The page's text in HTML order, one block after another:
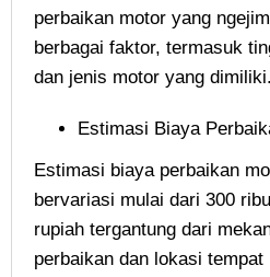
perbaikan motor yang
berbagai faktor, termasuk
dan jenis motor yang dimiliki.
Estimasi Biaya
Estimasi biaya perbaikan
bervariasi mulai dari 300
rupiah tergantung dari
perbaikan dan lokasi